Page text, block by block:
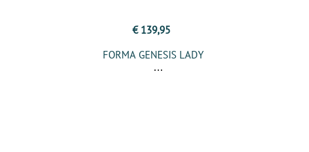
€ 139,95
FORMA GENESIS LADY